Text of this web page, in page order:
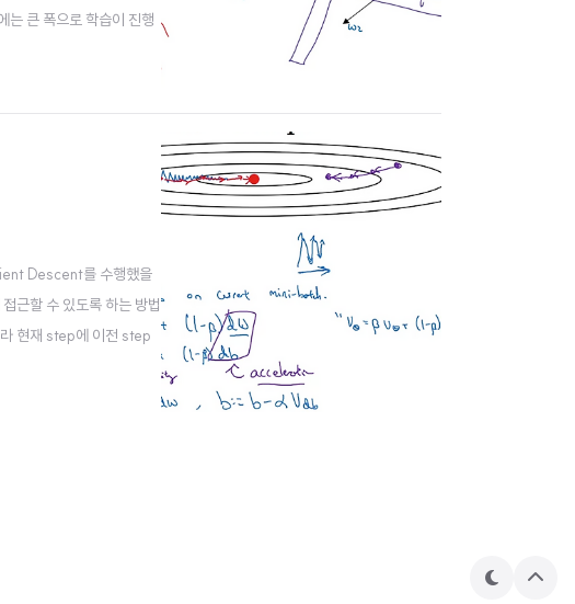
는 큰 폭으로 학습이 진행
Descent를 수행했을
근할 수 있도록 하는 방법
현재 step에 이전 step
테
상